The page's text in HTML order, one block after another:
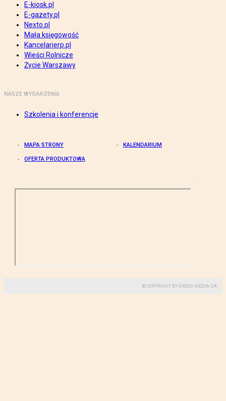
E-kiosk.pl
E-gazety.pl
Nexto.pl
Mała księgowość
Kancelarierp.pl
Wieści Rolnicze
Życie Warszawy
NASZE WYDARZENIA
Szkolenia i konferencje
MAPA STRONY KALENDARIUM
OFERTA PRODUKTOWA
© COPYRIGHT BY GREMI MEDIA SA